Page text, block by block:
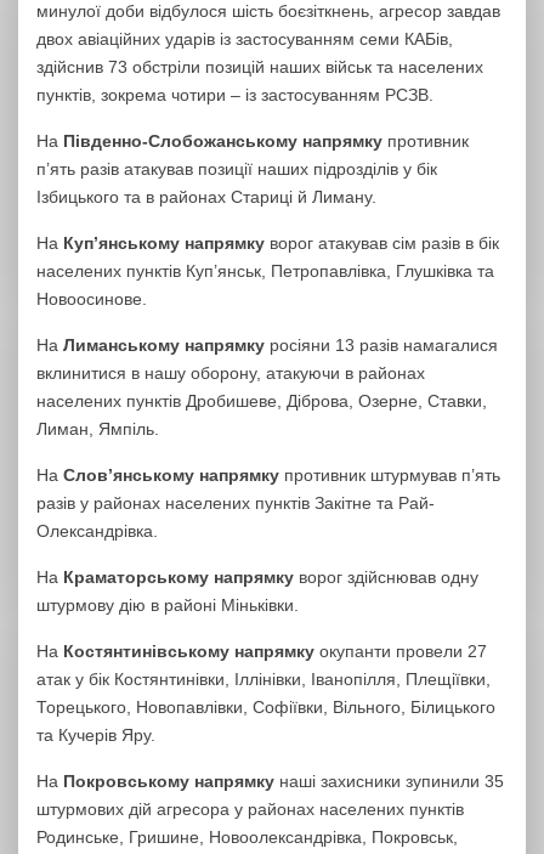
минулої доби відбулося шість боєзіткнень, агресор завдав
двох авіаційних ударів із застосуванням семи КАБів,
здійснив 73 обстріли позицій наших військ та населених
пунктів, зокрема чотири – із застосуванням РСЗВ.
На Південно-Слобожанському напрямку противник
п’ять разів атакував позиції наших підрозділів у бік
Ізбицького та в районах Стариці й Лиману.
На Куп’янському напрямку ворог атакував сім разів в бік
населених пунктів Куп’янськ, Петропавлівка, Глушківка та
Новоосинове.
На Лиманському напрямку росіяни 13 разів намагалися
вклинитися в нашу оборону, атакуючи в районах
населених пунктів Дробишеве, Діброва, Озерне, Ставки,
Лиман, Ямпіль.
На Слов’янському напрямку противник штурмував п’ять
разів у районах населених пунктів Закітне та Рай-
Олександрівка.
На Краматорському напрямку ворог здійснював одну
штурмову дію в районі Міньківки.
На Костянтинівському напрямку окупанти провели 27
атак у бік Костянтинівки, Іллінівки, Іванопілля, Плещіївки,
Торецького, Новопавлівки, Софіївки, Вільного, Білицького
та Кучерів Яру.
На Покровському напрямку наші захисники зупинили 35
штурмових дій агресора у районах населених пунктів
Родинське, Гришине, Новоолександрівка, Покровськ,